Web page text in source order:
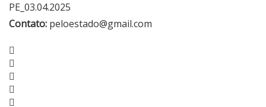
PE_03.04.2025
Contato: peloestado@gmail.com